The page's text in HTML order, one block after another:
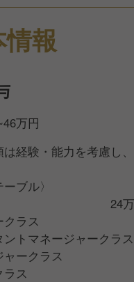
修繕などのメンテナ
備品やアメニティの選
やワインの提案、片付
ュの醍醐味であり、お
しゃるフレンチディナ
人おひとりに合わせた
を演出します。
てをマスターする必要
から一つ一つ時間をか
オールラウンダーとし
報
万円
経験・能力を考慮し
ーブル〉
験 24万
ークラス
ントマネージャークラ
ジャークラス
クラス 46